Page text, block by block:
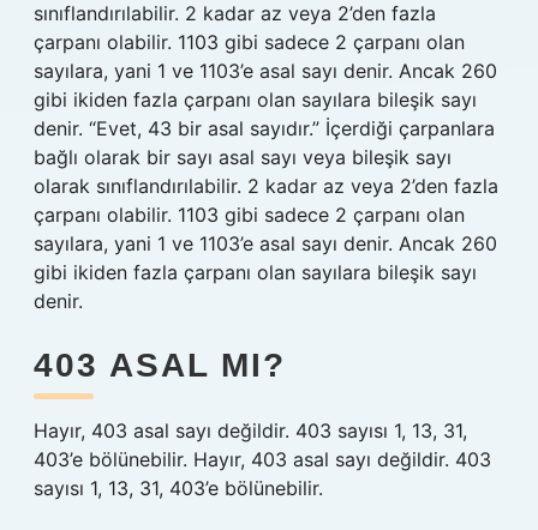
sınıflandırılabilir. 2 kadar az veya 2’den fazla
çarpanı olabilir. 1103 gibi sadece 2 çarpanı olan
sayılara, yani 1 ve 1103’e asal sayı denir. Ancak 260
gibi ikiden fazla çarpanı olan sayılara bileşik sayı
denir. “Evet, 43 bir asal sayıdır.” İçerdiği çarpanlara
bağlı olarak bir sayı asal sayı veya bileşik sayı
olarak sınıflandırılabilir. 2 kadar az veya 2’den fazla
çarpanı olabilir. 1103 gibi sadece 2 çarpanı olan
sayılara, yani 1 ve 1103’e asal sayı denir. Ancak 260
gibi ikiden fazla çarpanı olan sayılara bileşik sayı
denir.
403 ASAL MI?
Hayır, 403 asal sayı değildir. 403 sayısı 1, 13, 31,
403’e bölünebilir. Hayır, 403 asal sayı değildir. 403
sayısı 1, 13, 31, 403’e bölünebilir.